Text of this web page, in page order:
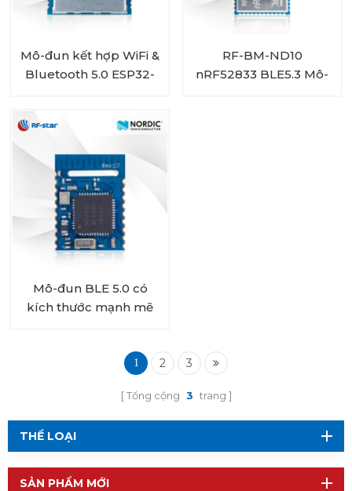
Mô-đun kết hợp WiFi &
Bluetooth 5.0 ESP32-
RF-BM-ND10
nRF52833 BLE5.3 Mô-
Mô-đun BLE 5.0 có
kích thước mạnh mẽ
ND08 của Bắc Âu
1 2 3
Tổng cộng 3 trang
THỂ LOẠI
SẢN PHẨM MỚI